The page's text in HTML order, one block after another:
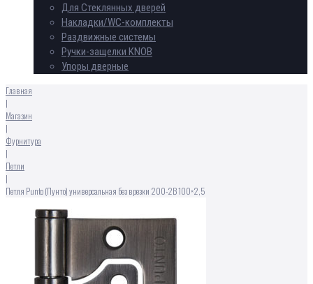
Для Стеклянных дверей
Накладки/WC-комплекты
Раздвижные системы
Ручки-защелки KNOB
Упоры дверные
Главная
|
Магазин
|
Фурнитура
|
Петли
|
Петля Punto (Пунто) универсальная без врезки 200-2B 100×2,5